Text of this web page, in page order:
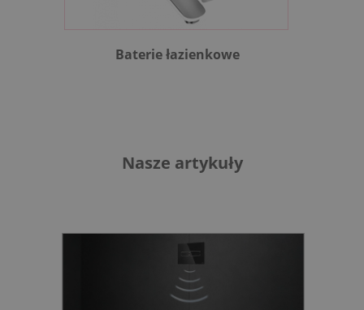
Baterie łazienkowe
Nasze artykuły